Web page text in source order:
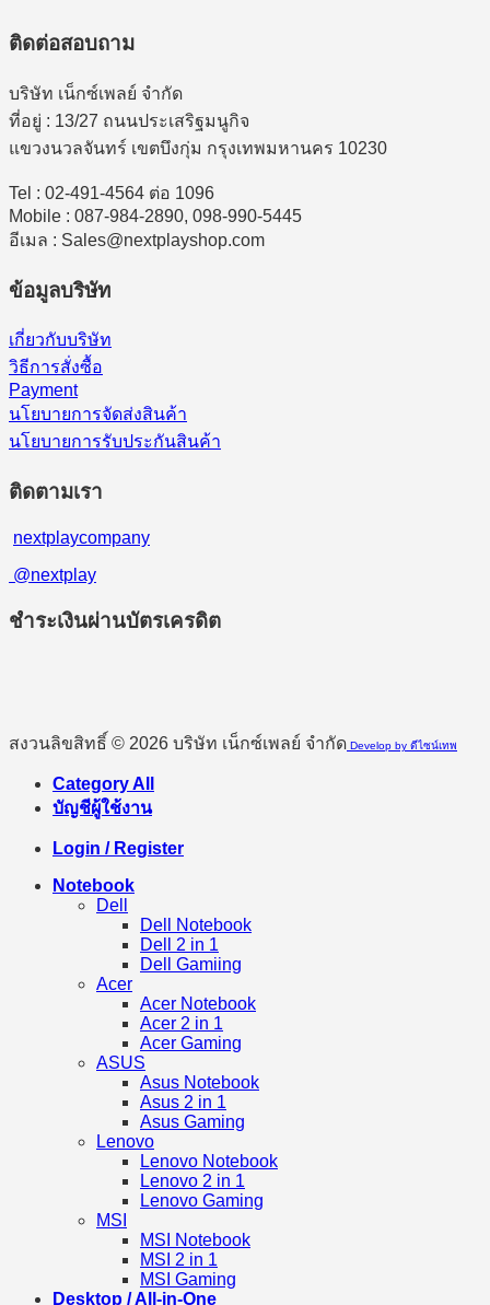
ติดต่อสอบถาม
บริษัท เน็กซ์เพลย์ จำกัด
ที่อยู่ : 13/27 ถนนประเสริฐมนูกิจ
แขวงนวลจันทร์ เขตบึงกุ่ม กรุงเทพมหานคร 10230
Tel : 02-491-4564 ต่อ 1096
Mobile : 087-984-2890, 098-990-5445
อีเมล : Sales@nextplayshop.com
ข้อมูลบริษัท
เกี่ยวกับบริษัท
วิธีการสั่งซื้อ
Payment
นโยบายการจัดส่งสินค้า
นโยบายการรับประกันสินค้า
ติดตามเรา
nextplaycompany
@nextplay
ชำระเงินผ่านบัตรเครดิต
สงวนลิขสิทธิ์ © 2026 บริษัท เน็กซ์เพลย์ จำกัด Develop by ดีไซน์เทพ
Category All
บัญชีผู้ใช้งาน
Login / Register
Notebook
Dell
Dell Notebook
Dell 2 in 1
Dell Gamiing
Acer
Acer Notebook
Acer 2 in 1
Acer Gaming
ASUS
Asus Notebook
Asus 2 in 1
Asus Gaming
Lenovo
Lenovo Notebook
Lenovo 2 in 1
Lenovo Gaming
MSI
MSI Notebook
MSI 2 in 1
MSI Gaming
Desktop / All-in-One